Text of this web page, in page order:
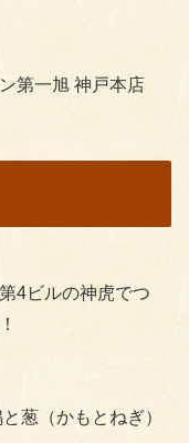
第一旭 神戸本店
4ビルの神虎でつ
葱（かもとねぎ）